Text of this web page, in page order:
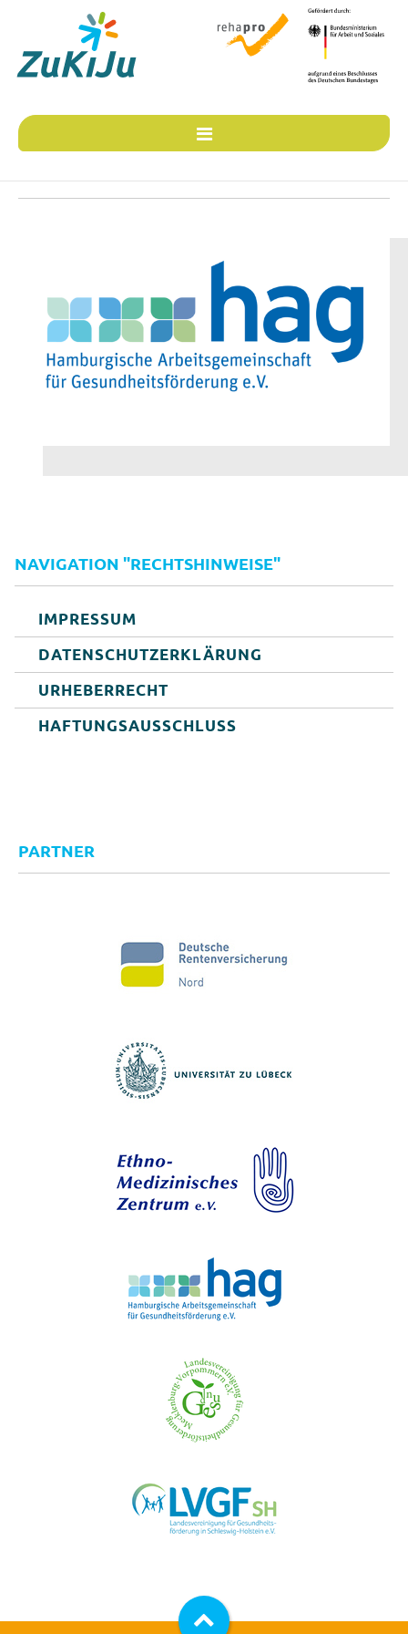
NAVIGATION "RECHTSHINWEISE"
IMPRESSUM
DATENSCHUTZERKLÄRUNG
URHEBERRECHT
HAFTUNGSAUSSCHLUSS
PARTNER